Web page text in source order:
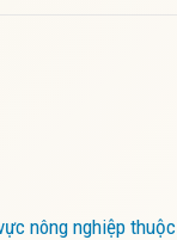
nông nghiệp